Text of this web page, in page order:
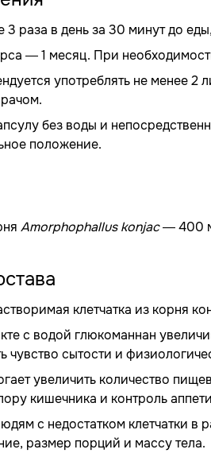
3 раза в день за 30 минут до
— 1 месяц. При
употреблять не менее 2
без воды и
положение.
Amorphophallus konjac— 400
клетчатка из корня
с водой глюкоманнан
чувство сытости и
увеличить количество
кишечника и контроль
с недостатком клетчатки в
размер порций и массу тела.